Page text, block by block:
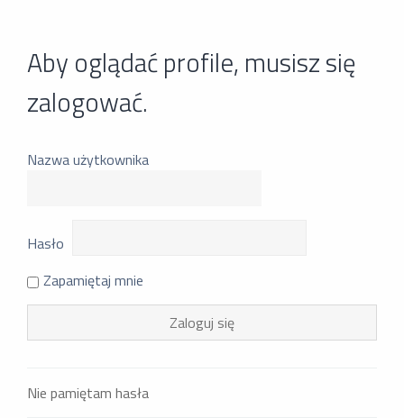
Aby oglądać profile, musisz się
zalogować.
Nazwa użytkownika
Hasło
Zapamiętaj mnie
Nie pamiętam hasła